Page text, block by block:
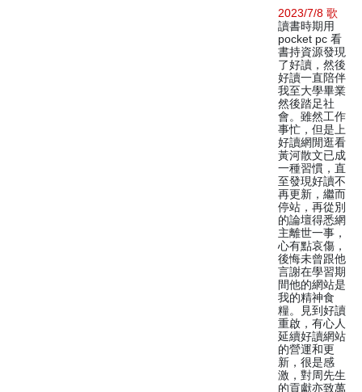
2023/7/8 歌
讀書時期用
pocket pc 看
書持資源發現
了好讀，然後
好讀一直陪伴
我至大學畢業
然後踏足社
會。雖然工作
事忙，但是上
好讀網閒逛看
黃河散文已成
一種習慣，直
至發現好讀不
再更新，繼而
停站，再從別
的論壇得悉網
主離世一事，
心有點哀傷，
後悔未曾跟他
言謝在學習期
間他的網站是
我的精神食
糧。見到好讀
重啟，有心人
延續好讀網站
的營運和更
新，很是感
激，對周先生
的貢獻亦致萬